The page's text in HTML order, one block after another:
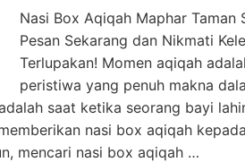
Nasi Box Aqiqah Maphar Taman
Pesan Sekarang dan Nikmati
Terlupakan! Momen aqiqah
peristiwa yang penuh makna
saat ketika seorang bayi
nasi box aqiqah
mencari nasi box aqiqah …